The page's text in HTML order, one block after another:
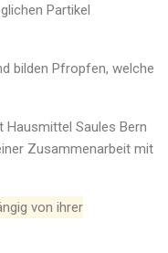
Partikel
bilden Pfropfen, welche
Hausmittel Saules Bern
Zusammenarbeit mit
von ihrer